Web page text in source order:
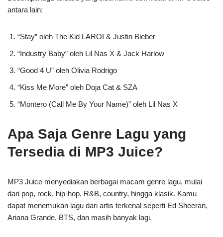
antara lain:
“Stay” oleh The Kid LAROI & Justin Bieber
“Industry Baby” oleh Lil Nas X & Jack Harlow
“Good 4 U” oleh Olivia Rodrigo
“Kiss Me More” oleh Doja Cat & SZA
“Montero (Call Me By Your Name)” oleh Lil Nas X
Apa Saja Genre Lagu yang
Tersedia di MP3 Juice?
MP3 Juice menyediakan berbagai macam genre lagu, mulai
dari pop, rock, hip-hop, R&B, country, hingga klasik. Kamu
dapat menemukan lagu dari artis terkenal seperti Ed Sheeran,
Ariana Grande, BTS, dan masih banyak lagi.